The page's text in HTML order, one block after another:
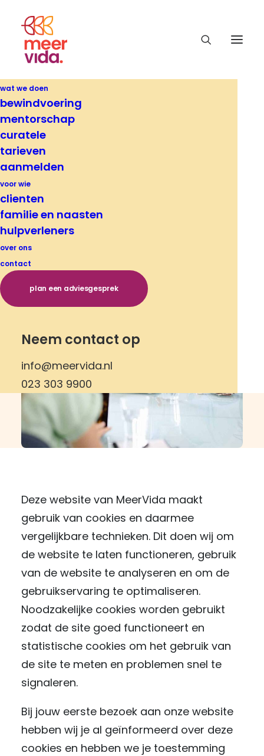
wat we doen
bewindvoering
mentorschap
curatele
tarieven
aanmelden
voor wie
clienten
familie en naasten
hulpverleners
over ons
contact
plan een adviesgesprek
Neem contact op
info@meervida.nl
023 303 9900
Laats bijgewerkt op 03 april 2025
Cookies
ontdek meer
Deze website van MeerVida maakt
gebruik van cookies en daarmee
vergelijkbare technieken. Dit doen wij om
de website te laten functioneren, gebruik
van de website te analyseren en om de
gebruikservaring te optimaliseren.
Noodzakelijke cookies worden gebruikt
zodat de site goed functioneert en
statistische cookies om het gebruik van
de site te meten en problemen snel te
signaleren.
Bij jouw eerste bezoek aan onze website
hebben wij je al geïnformeerd over deze
cookies en hebben we je toestemming